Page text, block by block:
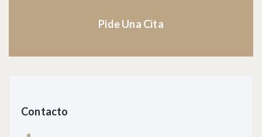
Pide Una Cita
Contacto